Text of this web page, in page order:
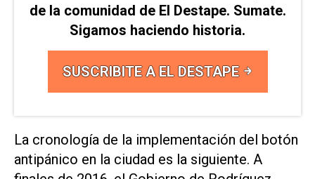
de la comunidad de El Destape. Sumate.
Sigamos haciendo historia.
SUSCRIBITE A EL DESTAPE
La cronología de la implementación del botón
antipánico en la ciudad es la siguiente. A